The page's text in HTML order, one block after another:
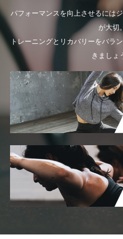
パフォーマンスを向上させるには
が大切。
トレーニングとリカバリーをバラ
きましょ